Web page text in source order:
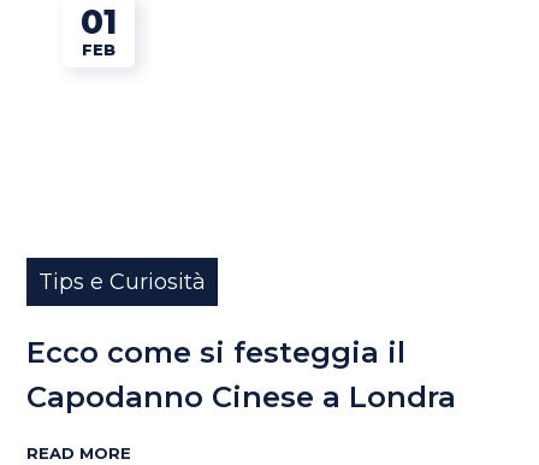
01
FEB
Tips e Curiosità
Ecco come si festeggia il
Capodanno Cinese a Londra
READ MORE